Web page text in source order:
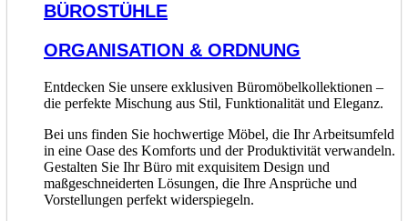
BÜROSTÜHLE
ORGANISATION & ORDNUNG
Entdecken Sie unsere exklusiven Büromöbelkollektionen –
die perfekte Mischung aus Stil, Funktionalität und Eleganz.
Bei uns finden Sie hochwertige Möbel, die Ihr Arbeitsumfeld
in eine Oase des Komforts und der Produktivität verwandeln.
Gestalten Sie Ihr Büro mit exquisitem Design und
maßgeschneiderten Lösungen, die Ihre Ansprüche und
Vorstellungen perfekt widerspiegeln.